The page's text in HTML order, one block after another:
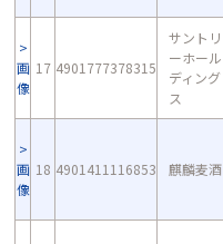
画
像
17 4901777378315
サントリ
ーホール
ディング
ス
画
像
18 4901411116853 麒麟麦酒